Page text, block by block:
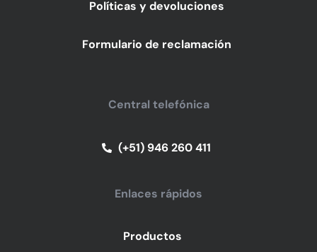
Políticas y devoluciones
Formulario de reclamación
Central telefónica
(+51) 946 260 411
Enlaces rápidos
Productos